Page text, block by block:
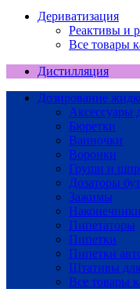
Дериватизация
Реактивы и
Все товары
Дистилляция
Дозирование
Аксессуары
Бюретки
Ванночки
Воронки
Груши и
Дозаторы
Зажимы
Наконечники
Пипетаторы
Пипетки
Пипетки
Штативы
Все товары